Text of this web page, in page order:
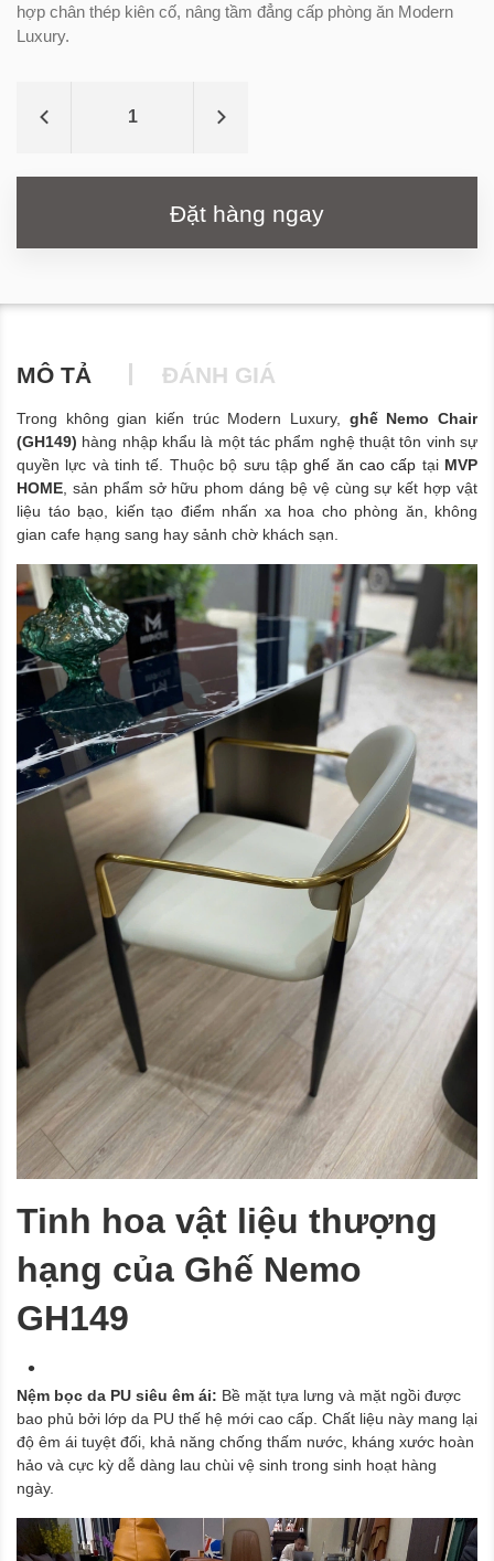
hợp chân thép kiên cố, nâng tầm đẳng cấp phòng ăn Modern
Luxury.
Đặt hàng ngay
MÔ TẢ ĐÁNH GIÁ
Trong không gian kiến trúc Modern Luxury, ghế Nemo Chair
(GH149) hàng nhập khẩu là một tác phẩm nghệ thuật tôn vinh sự
quyền lực và tinh tế. Thuộc bộ sưu tậpghế ăn cao cấp tại MVP
HOME , sản phẩm sở hữu phom dáng bệ vệ cùng sự kết hợp vật
liệu táo bạo, kiến tạo điểm nhấn xa hoa cho phòng ăn, không
gian cafe hạng sang hay sảnh chờ khách sạn.
Tinh hoa vật liệu thượng
hạng của Ghế Nemo
GH149
Nệm bọc da PU siêu êm ái: Bề mặt tựa lưng và mặt ngồi được
bao phủ bởi lớp da PU thế hệ mới cao cấp. Chất liệu này mang lại
độ êm ái tuyệt đối, khả năng chống thấm nước, kháng xước hoàn
hảo và cực kỳ dễ dàng lau chùi vệ sinh trong sinh hoạt hàng
ngày.